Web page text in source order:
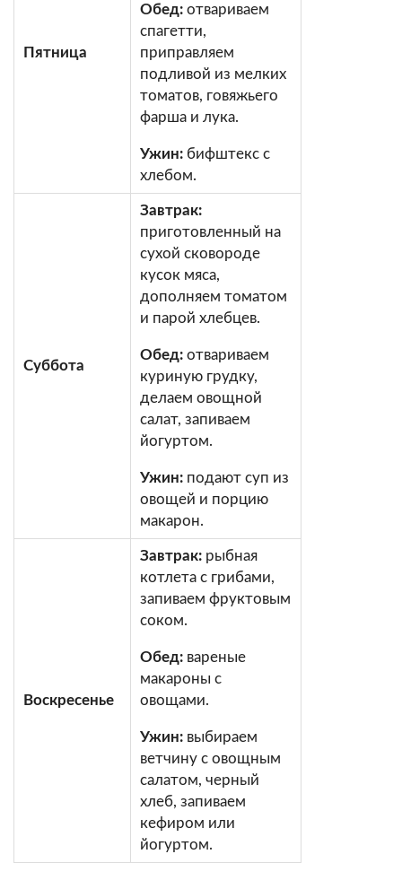
Пятница
Обед: отвариваем
спагетти,
приправляем
подливой из мелких
томатов, говяжьего
фарша и лука.
Ужин: бифштекс с
хлебом.
Суббота
Завтрак:
приготовленный на
сухой сковороде
кусок мяса,
дополняем томатом
и парой хлебцев.
Обед: отвариваем
куриную грудку,
делаем овощной
салат, запиваем
йогуртом.
Ужин: подают суп из
овощей и порцию
макарон.
Воскресенье
Завтрак: рыбная
котлета с грибами,
запиваем фруктовым
соком.
Обед: вареные
макароны с
овощами.
Ужин: выбираем
ветчину с овощным
салатом, черный
хлеб, запиваем
кефиром или
йогуртом.